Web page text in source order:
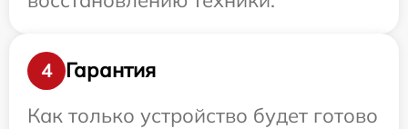
4
Гарантия
Как только устройство будет готово